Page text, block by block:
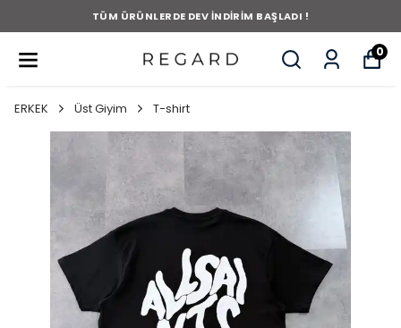
TÜM ÜRÜNLERDE DEV İNDİRİM BAŞLADI !
0
ERKEK Üst Giyim T-shirt